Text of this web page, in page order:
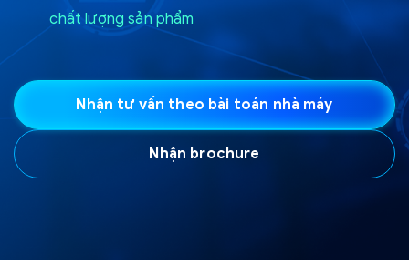
chất lượng sản phẩm
Nhận tư vấn theo bài toán nhà máy
Nhận brochure